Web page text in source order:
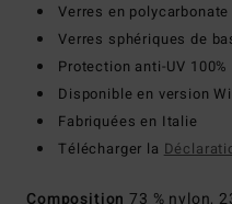
Verres en
Verres sphériques de
Protection anti-UV 100%
Disponible en version
Fabriquées en Italie
Télécharger la